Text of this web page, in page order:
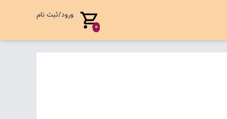
0
ورود/ثبت نام